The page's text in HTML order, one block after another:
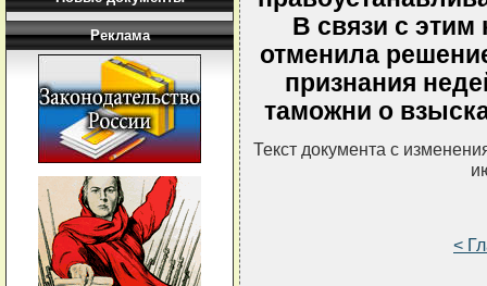
Реклама
В связи с этим
отменила
признания
таможни о
Текст документа с
<